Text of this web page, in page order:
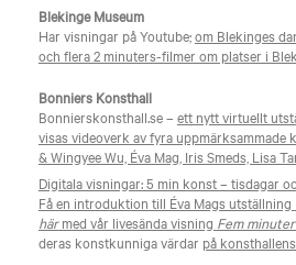
Blekinge Museum
Har visningar på Youtube;om Blekinges
och flera 2 minuters-filmer om platser i
Bonniers Konsthall
Bonnierskonsthall.se – ett nytt virtuellt
visas videoverk av fyra uppmärksammade
& Wingyee Wu, Éva Mag, Iris Smeds, Lisa
Digitala visningar: 5 min konst – tisdagar
Få en introduktion till Éva Mags utställning
härmed vår livesända visning Fem
deras konstkunniga värdar på